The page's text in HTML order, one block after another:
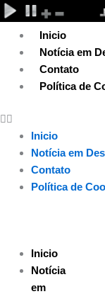
Ir
para
conteúdo
Inicio
Notícia em
Contato
Política de
Inicio
Notícia em
Contato
Política de
Inicio
Notícia
em